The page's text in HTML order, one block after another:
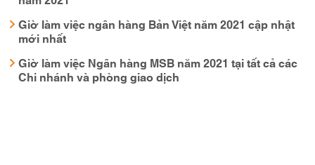
Giờ làm việc ngân hàng Bản Việt năm 2021 cập nhật
mới nhất
Giờ làm việc Ngân hàng MSB năm 2021 tại tất cả các
Chi nhánh và phòng giao dịch